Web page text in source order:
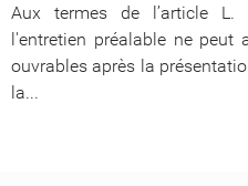
Aux termes de l’article
l'entretien préalable ne
ouvrables après la
la...